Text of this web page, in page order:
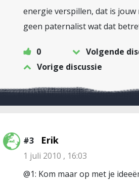
energie verspillen, dat is jouw
geen paternalist wat dat
0
Volgende
Vorige discussie
#3 Erik
1 juli 2010 , 16:03
@1: Kom maar op met je